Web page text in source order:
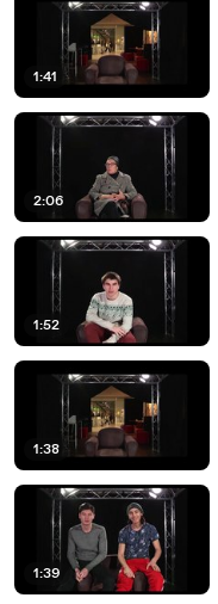
1:41
2:06
1:52
1:38
1:39